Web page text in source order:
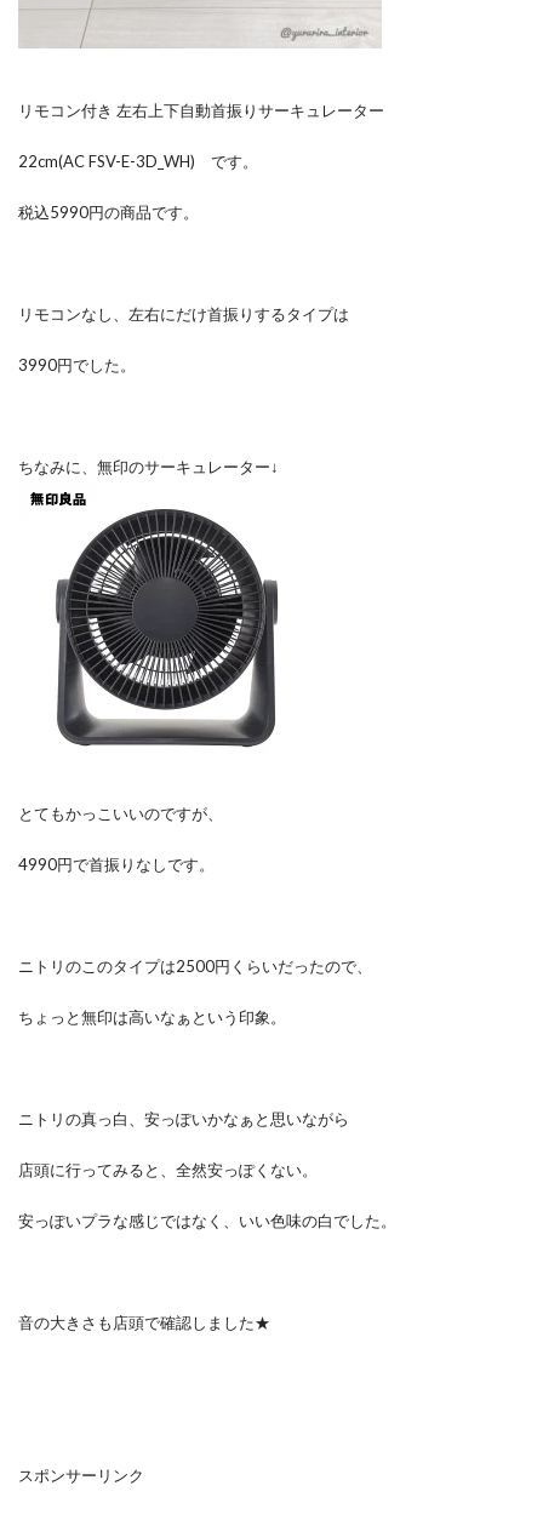
リモコン付き 左右上下自動首振りサーキュレーター
22cm(AC FSV-E-3D_WH) です。
税込5990円の商品です。
リモコンなし、左右にだけ首振りするタイプは
3990円でした。
ちなみに、無印のサーキュレーター↓
とてもかっこいいのですが、
4990円で首振りなしです。
ニトリのこのタイプは2500円くらいだったので、
ちょっと無印は高いなぁという印象。
ニトリの真っ白、安っぽいかなぁと思いながら
店頭に行ってみると、全然安っぽくない。
安っぽいプラな感じではなく、いい色味の白でした。
音の大きさも店頭で確認しました★
スポンサーリンク